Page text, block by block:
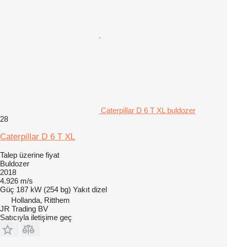
Caterpillar D 6 T XL buldozer
28
Caterpillar D 6 T XL
Talep üzerine fiyat
Buldozer
2018
4.926 m/s
Güç 187 kW (254 bg) Yakıt dizel
Hollanda, Ritthem
JR Trading BV
Satıcıyla iletişime geç